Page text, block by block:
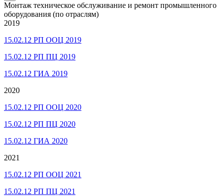
Монтаж техническое обслуживание и ремонт промышленного
оборудования (по отраслям)
2019
15.02.12 РП ООЦ 2019
15.02.12 РП ПЦ 2019
15.02.12 ГИА 2019
2020
15.02.12 РП ООЦ 2020
15.02.12 РП ПЦ 2020
15.02.12 ГИА 2020
2021
15.02.12 РП ООЦ 2021
15.02.12 РП ПЦ 2021